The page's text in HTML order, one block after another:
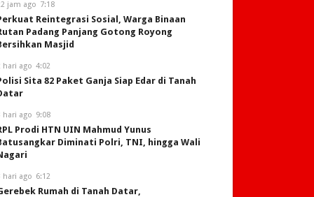
jam ago 7:18
Reintegrasi Sosial, Warga Binaan
Padang Panjang Gotong Royong
Masjid
hari ago 4:02
Sita 82 Paket Ganja Siap Edar di Tanah
hari ago 9:08
Prodi HTN UIN Mahmud Yunus
Diminati Polri, TNI, hingga Wali
hari ago 6:12
Rumah di Tanah Datar,